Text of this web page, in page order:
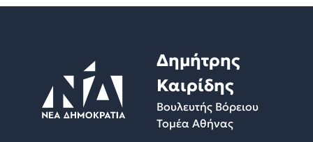
Δημήτρης
Καιρίδης
Βουλευτής Βόρειου
Τομέα Αθήνας